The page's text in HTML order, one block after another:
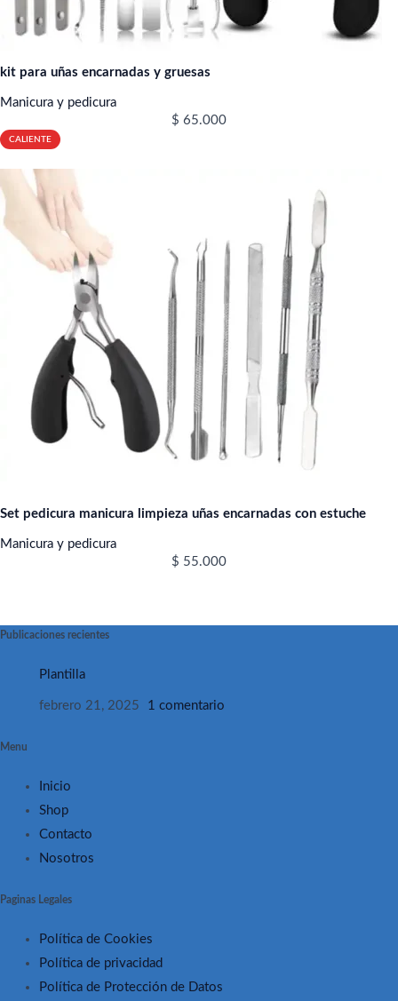
kit para uñas encarnadas y gruesas
Manicura y pedicura
$ 65.000
CALIENTE
Set pedicura manicura limpieza uñas encarnadas con estuche
Manicura y pedicura
$ 55.000
Publicaciones recientes
Plantilla
febrero 21, 2025 1 comentario
Menu
Inicio
Shop
Contacto
Nosotros
Paginas Legales
Política de Cookies
Política de privacidad
Política de Protección de Datos